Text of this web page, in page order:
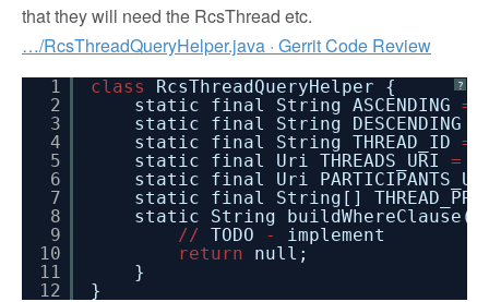
that they will need the RcsThread etc.
…/RcsThreadQueryHelper.java · Gerrit Code Review
?
1
2
3
4
5
6
7
8
9
10
11
12
class
RcsThreadQueryHelper {
static final String ASCENDING =
static final String DESCENDING
static final String THREAD_ID =
static final Uri THREADS_URI =
static final Uri
static final String[]
static String
// TODO -
implement
return
null;
}
}